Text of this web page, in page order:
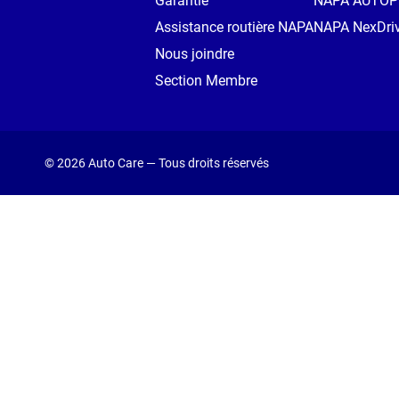
Assistance routière NAPA
Nous joindre
Section Membre
NAPA
© 2026 Auto Care — Tous droits réservés